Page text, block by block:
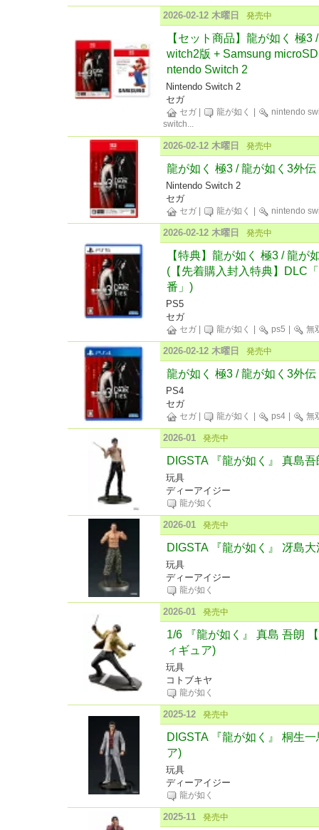
2026-02-12 木曜日 発売中
【セット商品】龍が如く 極
witch2版 + Samsung
ntendo Switch 2
Nintendo Switch 2
セガ
セガ 龍が如く
nintendo
switch...
2026-02-12 木曜日 発売中
龍が如く 極3 / 龍が如く3外
Nintendo Switch 2
セガ
セガ 龍が如く nintendo
2026-02-12 木曜日 発売中
【特典】龍が如く 極3 / 龍が
(【先着購入封入特典】DLC
番」)
PS5
セガ
セガ 龍が如く ps5 無
2026-02-12 木曜日 発売中
龍が如く 極3 / 龍が如く3外
PS4
セガ
セガ 龍が如く ps4 無
2026-01 発売中
DIGSTA 『龍が如く』 真島
玩具
ディーアイジー
龍が如く
2026-01 発売中
DIGSTA 『龍が如く』 冴島
玩具
ディーアイジー
龍が如く
2026-01 発売中
1/6 『龍が如く』 真島 吾朗
ィギュア)
玩具
コトブキヤ
龍が如く
2025-12 発売中
DIGSTA 『龍が如く』 桐生
ア)
玩具
ディーアイジー
龍が如く
2025-11 発売中